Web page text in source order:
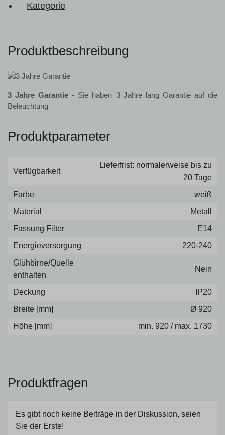
Kategorie
Produktbeschreibung
3 Jahre Garantie - Sie haben 3 Jahre lang Garantie auf die
Beleuchtung
Produktparameter
Verfügbarkeit
Lieferfrist: normalerweise bis zu
20 Tage
Farbe
weiß
Material
Metall
Fassung Filter
E14
Energieversorgung
220-240
Glühbirne/Quelle
enthalten
Nein
Deckung
IP20
Breite [mm]
Ø 920
Höhe [mm]
min. 920 / max. 1730
Produktfragen
Es gibt noch keine Beiträge in der Diskussion, seien
Sie der Erste!